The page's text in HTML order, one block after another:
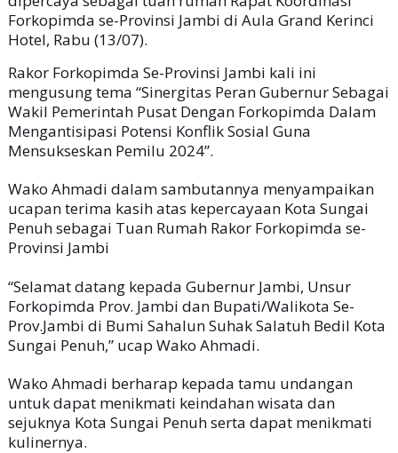
Forkopimda se-Provinsi Jambi di Aula Grand Kerinci
Hotel, Rabu (13/07).
Rakor Forkopimda Se-Provinsi Jambi kali ini
mengusung tema “Sinergitas Peran Gubernur Sebagai
Wakil Pemerintah Pusat Dengan Forkopimda Dalam
Mengantisipasi Potensi Konflik Sosial Guna
Mensukseskan Pemilu 2024”.
Wako Ahmadi dalam sambutannya menyampaikan
ucapan terima kasih atas kepercayaan Kota Sungai
Penuh sebagai Tuan Rumah Rakor Forkopimda se-
Provinsi Jambi
“Selamat datang kepada Gubernur Jambi, Unsur
Forkopimda Prov. Jambi dan Bupati/Walikota Se-
Prov.Jambi di Bumi Sahalun Suhak Salatuh Bedil Kota
Sungai Penuh,” ucap Wako Ahmadi.
Wako Ahmadi berharap kepada tamu undangan
untuk dapat menikmati keindahan wisata dan
sejuknya Kota Sungai Penuh serta dapat menikmati
kulinernya.